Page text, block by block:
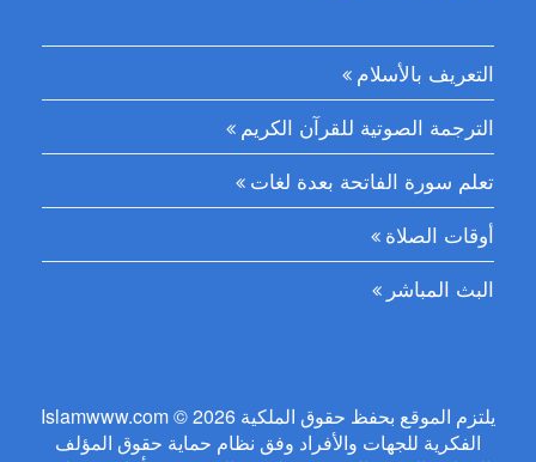
التعريف بالأسلام
الترجمة الصوتية للقرآن الكريم
تعلم سورة الفاتحة بعدة لغات
أوقات الصلاة
البث المباشر
Islamwww.com © 2026 يلتزم الموقع بحفظ حقوق الملكية
الفكرية للجهات والأفراد وفق نظام حماية حقوق المؤلف